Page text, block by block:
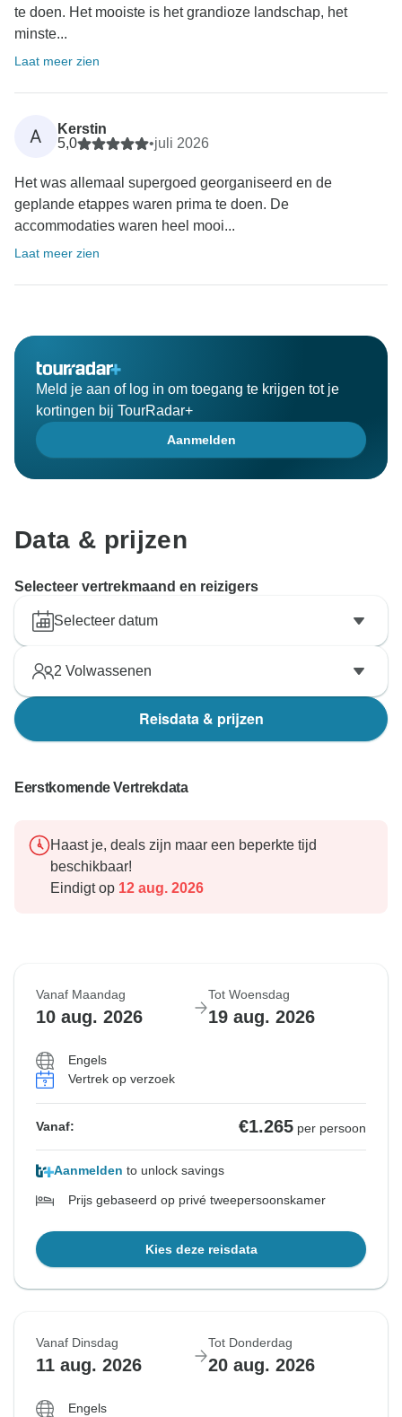
te doen. Het mooiste is het grandioze landschap, het
minste...
Laat meer zien
A
Kerstin
5,0
•juli 2026
Het was allemaal supergoed georganiseerd en de
geplande etappes waren prima te doen. De
accommodaties waren heel mooi...
Laat meer zien
Meld je aan of log in om toegang te krijgen tot je
kortingen bij TourRadar+
Aanmelden
Data & prijzen
Selecteer vertrekmaand en reizigers
Selecteer datum
2 Volwassenen
Reisdata & prijzen
Eerstkomende Vertrekdata
Haast je, deals zijn maar een beperkte tijd
beschikbaar!
Eindigt op 12 aug. 2026
Vanaf Maandag
10 aug. 2026
Tot Woensdag
19 aug. 2026
Engels
Vertrek op verzoek
Vanaf: €1.265 per persoon
Aanmelden to unlock savings
Prijs gebaseerd op privé tweepersoonskamer
Kies deze reisdata
Vanaf Dinsdag
11 aug. 2026
Tot Donderdag
20 aug. 2026
Engels